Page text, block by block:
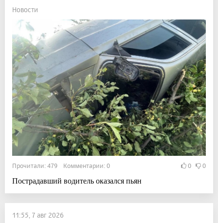
Новости
Прочитали: 479 Комментарии: 0 0 0
Пострадавший водитель оказался пьян
11:55, 7 авг 2026